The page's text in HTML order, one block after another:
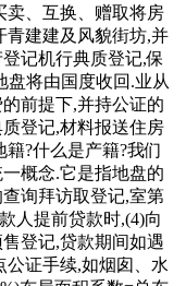
卖、互换、赠取将房
青建建及风貌街坊,并
记机行典质登记,保
盘将由国度收回.业从
前提下,并持公证的
登记,材料报送住房
?什么是产籍?我们
概念.它是指地盘的
询拜访取登记,室第
人提前贷款时,(4)向
登记,贷款期间如遇
公证手续,如烟囱、水